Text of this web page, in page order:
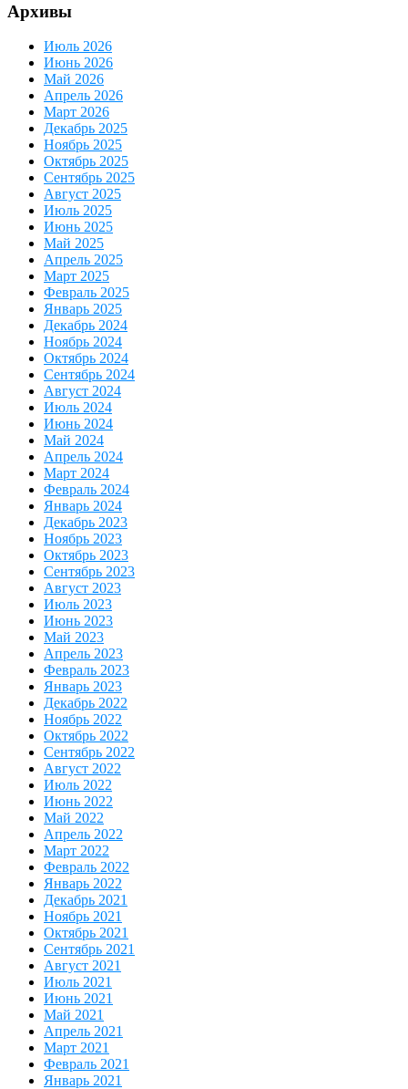
Архивы
Июль 2026
Июнь 2026
Май 2026
Апрель 2026
Март 2026
Декабрь 2025
Ноябрь 2025
Октябрь 2025
Сентябрь 2025
Август 2025
Июль 2025
Июнь 2025
Май 2025
Апрель 2025
Март 2025
Февраль 2025
Январь 2025
Декабрь 2024
Ноябрь 2024
Октябрь 2024
Сентябрь 2024
Август 2024
Июль 2024
Июнь 2024
Май 2024
Апрель 2024
Март 2024
Февраль 2024
Январь 2024
Декабрь 2023
Ноябрь 2023
Октябрь 2023
Сентябрь 2023
Август 2023
Июль 2023
Июнь 2023
Май 2023
Апрель 2023
Февраль 2023
Январь 2023
Декабрь 2022
Ноябрь 2022
Октябрь 2022
Сентябрь 2022
Август 2022
Июль 2022
Июнь 2022
Май 2022
Апрель 2022
Март 2022
Февраль 2022
Январь 2022
Декабрь 2021
Ноябрь 2021
Октябрь 2021
Сентябрь 2021
Август 2021
Июль 2021
Июнь 2021
Май 2021
Апрель 2021
Март 2021
Февраль 2021
Январь 2021